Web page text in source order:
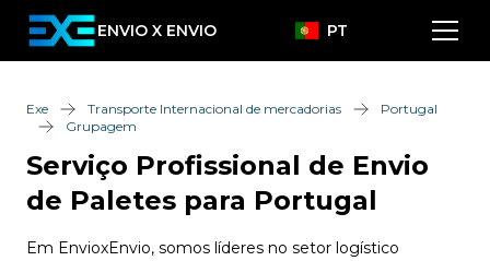
ENVIO X ENVIO PT
Exe Transporte Internacional de mercadorias
Portugal
Grupagem
Serviço Profissional de Envio
de Paletes para Portugal
Em EnvioxEnvio, somos líderes no setor logístico